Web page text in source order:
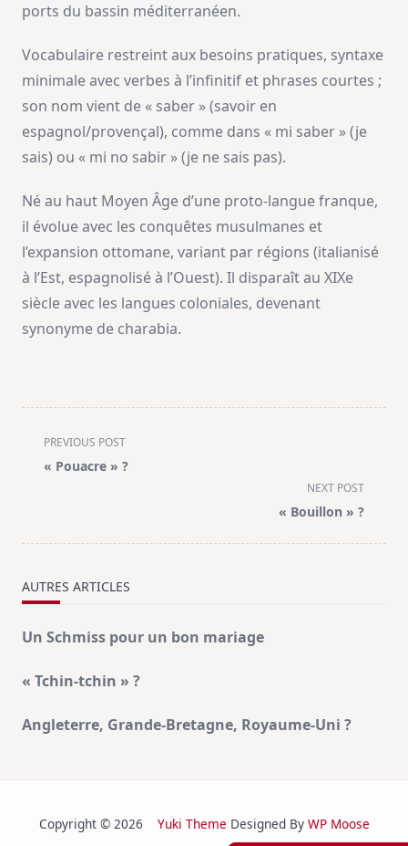
ports du bassin méditerranéen.
Vocabulaire restreint aux besoins pratiques, syntaxe
minimale avec verbes à l’infinitif et phrases courtes ;
son nom vient de « saber » (savoir en
espagnol/provençal), comme dans « mi saber » (je
sais) ou « mi no sabir » (je ne sais pas).
Né au haut Moyen Âge d’une proto-langue franque,
il évolue avec les conquêtes musulmanes et
l’expansion ottomane, variant par régions (italianisé
à l’Est, espagnolisé à l’Ouest). Il disparaît au XIXe
siècle avec les langues coloniales, devenant
synonyme de charabia.
<span
class="nav-
text">Page</span>
PREVIOUS POST
« Pouacre » ?
NEXT POST
« Bouillon » ?
AUTRES ARTICLES
Un Schmiss pour un bon mariage
« Tchin-tchin » ?
Angleterre, Grande‑Bretagne, Royaume‑Uni ?
Copyright © 2026 Yuki Theme Designed By WP Moose